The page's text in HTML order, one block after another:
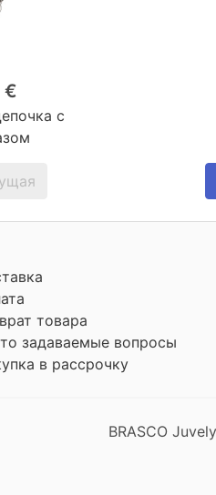
€
с
товара
задаваемые вопросы
в рассрочку
BRASCO